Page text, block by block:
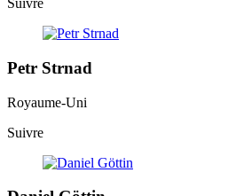
Suivre
Petr Strnad
Royaume-Uni
Suivre